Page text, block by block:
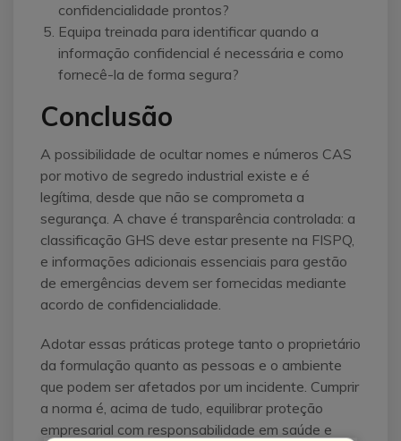
confidencialidade prontos?
Equipa treinada para identificar quando a
informação confidencial é necessária e como
fornecê-la de forma segura?
Conclusão
A possibilidade de ocultar nomes e números CAS
por motivo de segredo industrial existe e é
legítima, desde que não se comprometa a
segurança. A chave é transparência controlada: a
classificação GHS deve estar presente na FISPQ,
e informações adicionais essenciais para gestão
de emergências devem ser fornecidas mediante
acordo de confidencialidade.
Adotar essas práticas protege tanto o proprietário
da formulação quanto as pessoas e o ambiente
que podem ser afetados por um incidente. Cumprir
a norma é, acima de tudo, equilibrar proteção
empresarial com responsabilidade em saúde e